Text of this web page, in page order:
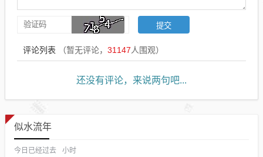
评论列表 （暂无评论， 31147人围观）
还没有评论，来说两句吧...
似水流年
今日已经过去 小时